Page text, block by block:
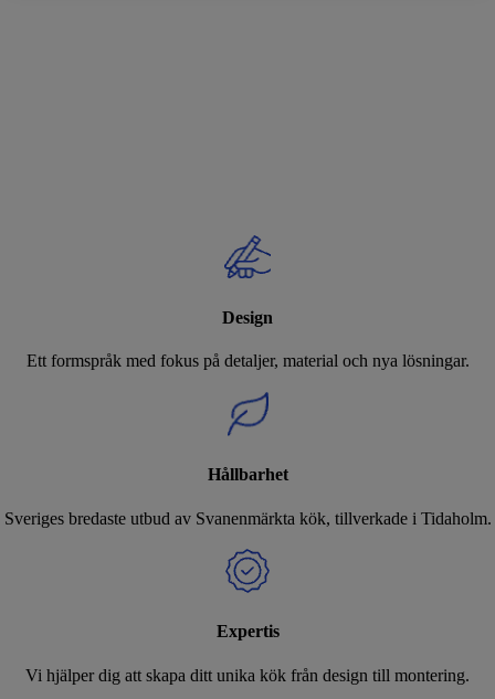
Design
Ett formspråk med fokus på detaljer, material och nya lösningar.
Hållbarhet
Sveriges bredaste utbud av Svanenmärkta kök, tillverkade i Tidaholm.
Expertis
Vi hjälper dig att skapa ditt unika kök från design till montering.